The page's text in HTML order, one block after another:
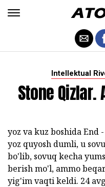
Intellektual
Stone
yoz va kuz boshida
yoz quyosh dumli, u
bo'lib, sovuq kecha
berish mo'l, ammo
yig'im vaqti keldi. 24